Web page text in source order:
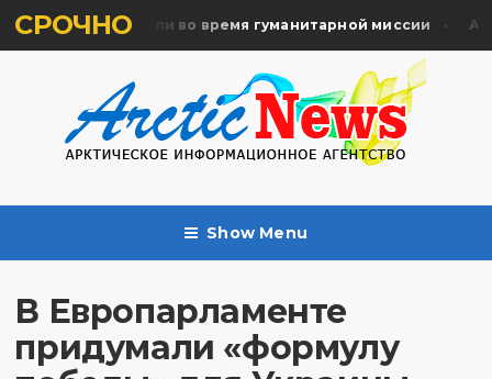
СРОЧНО
жертв почтили во время гуманитарной миссии
Show Menu
В Европарламенте
придумали «формулу